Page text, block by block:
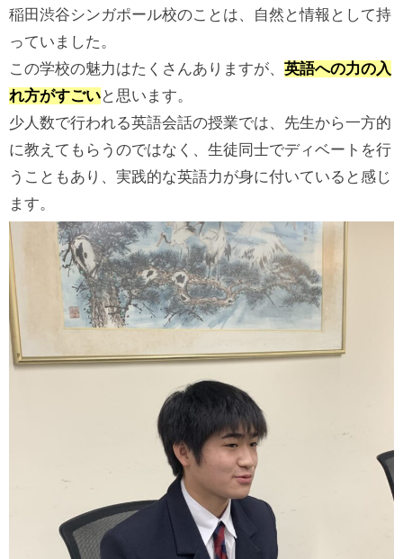
稲田渋谷シンガポール校のことは、自然と情報として持
っていました。
この学校の魅力はたくさんありますが、 英語への力の入
れ方がすごいと思います。
少人数で行われる英語会話の授業では、先生から一方的
に教えてもらうのではなく、生徒同士でディベートを行
うこともあり、実践的な英語力が身に付いていると感じ
ます。